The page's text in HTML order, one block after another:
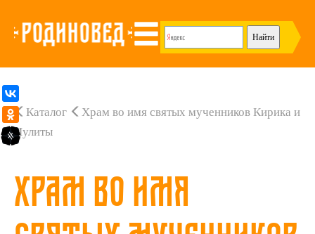
Каталог
Храм во имя святых мученников Кирика и
Иулиты
Храм во имя